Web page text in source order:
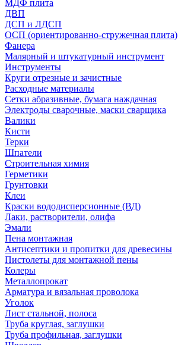
МДФ плита
ДВП
ДСП и ЛДСП
ОСП (ориентированно-стружечная плита)
Фанера
Малярный и штукатурный инструмент
Инструменты
Круги отрезные и зачистные
Расходные материалы
Сетки абразивные, бумага наждачная
Электроды сварочные, маски сварщика
Валики
Кисти
Терки
Шпатели
Строительная химия
Герметики
Грунтовки
Клеи
Краски вододисперсионные (ВД)
Лаки, растворители, олифа
Эмали
Пена монтажная
Антисептики и пропитки для древесины
Пистолеты для монтажной пены
Колеры
Металлопрокат
Арматура и вязальная проволока
Уголок
Лист стальной, полоса
Труба круглая, заглушки
Труба профильная, заглушки